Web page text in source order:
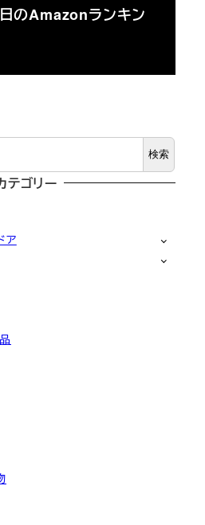
のAmazonランキン
検索
テゴリー
ア